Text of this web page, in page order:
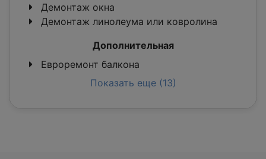
Демонтаж окна
Демонтаж линолеума или ковролина
Дополнительная
Евроремонт балкона
Показать еще (13)